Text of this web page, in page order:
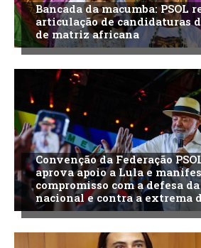
Bancada da macumba: PSOL
articulação de candidaturas
de matriz africana
Convenção da Federação
aprova apoio a Lula e
compromisso com a defesa
nacional e contra a extrema